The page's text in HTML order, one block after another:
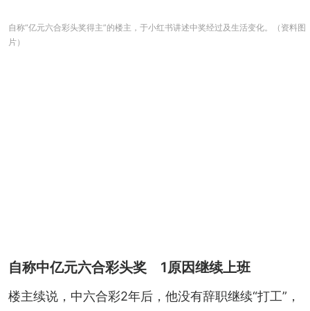
自称“亿元六合彩头奖得主”的楼主，于小红书讲述中奖经过及生活变化。（资料图
片）
自称中亿元六合彩头奖 1原因继续上班
楼主续说，中六合彩2年后，他没有辞职继续“打工”，